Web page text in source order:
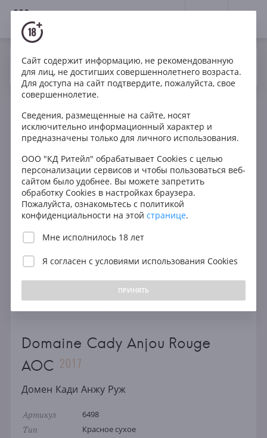
18+
Ваш город Москва ? Да
Вино Красное Сухое
Франция
Domaine Cady Anjou Rouge AOC
Domaine Cady Anjou Rouge
AOC 2017
Домен Кади Анжу Руж
Артикул 6498
Тип Красное сухое
Сайт содержит информацию, не рекомендованную
для лиц, не достигших совершеннолетнего возраста.
Для доступа на сайт подтвердите, пожалуйста, свое
совершеннолетие.
Сведения, размещенные на сайте, носят
исключительно информационный характер и
предназначены только для личного использования.
ООО "КД Ритейл" обрабатывает Cookies с целью
персонализации сервисов и чтобы пользоваться веб-
сайтом было удобнее. Вы можете запретить
обработку Cookies в настройках браузера.
Пожалуйста, ознакомьтесь с политикой
конфиденциальности на этой странице.
Мне исполнилось 18 лет
Я согласен с условиями использования Cookies
ПРИНЯТЬ